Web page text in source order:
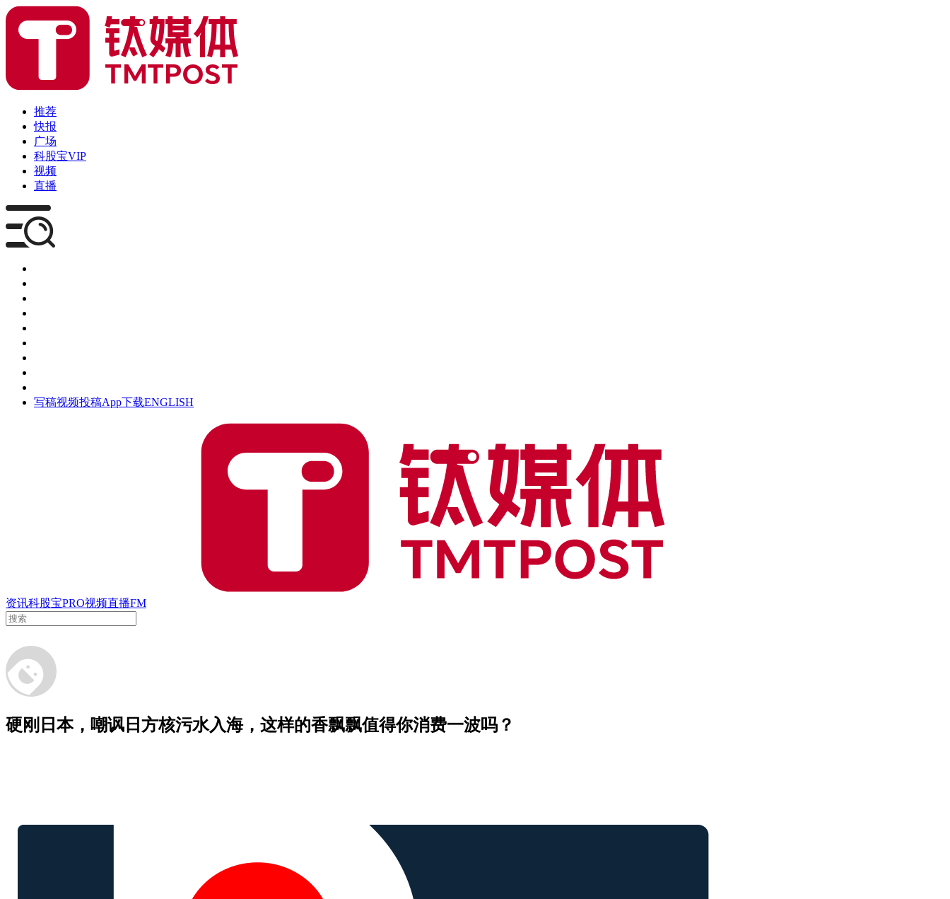
推荐
快报
广场
科股宝VIP
视频
直播
写稿视频投稿App下载ENGLISH
资讯科股宝PRO视频直播FM
硬刚日本，嘲讽日方核污水入海，这样的香飘飘值得你消费一波吗？